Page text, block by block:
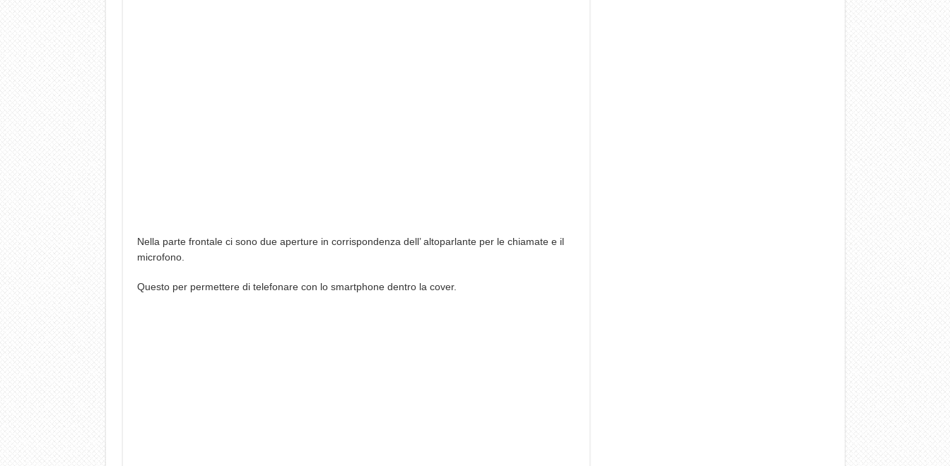
Nella parte frontale ci sono due aperture in corrispondenza dell’ altoparlante per le chiamate e il
microfono.
Questo per permettere di telefonare con lo smartphone dentro la cover.